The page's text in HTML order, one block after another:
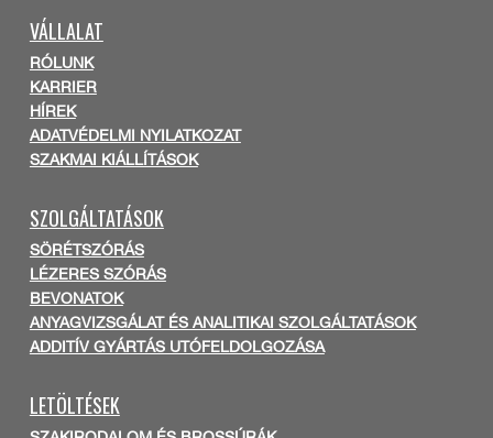
VÁLLALAT
RÓLUNK
KARRIER
HÍREK
ADATVÉDELMI NYILATKOZAT
SZAKMAI KIÁLLÍTÁSOK
SZOLGÁLTATÁSOK
SÖRÉTSZÓRÁS
LÉZERES SZÓRÁS
BEVONATOK
ANYAGVIZSGÁLAT ÉS ANALITIKAI SZOLGÁLTATÁSOK
ADDITÍV GYÁRTÁS UTÓFELDOLGOZÁSA
LETÖLTÉSEK